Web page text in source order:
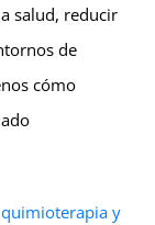
salud, reducir
de
cómo
y